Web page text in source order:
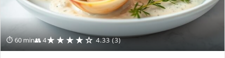
⏱ 60 min👥 4★★★★☆ 4.33 (3)